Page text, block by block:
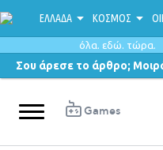
ΕΛΛΑΔΑ ΚΟΣΜΟΣ
όλα. εδώ. τώρα.
Σου άρεσε το άρθρο;